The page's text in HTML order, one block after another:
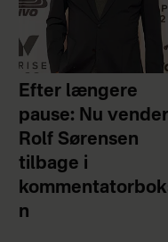
Efter længere
pause: Nu vender
Rolf Sørensen
tilbage i
n